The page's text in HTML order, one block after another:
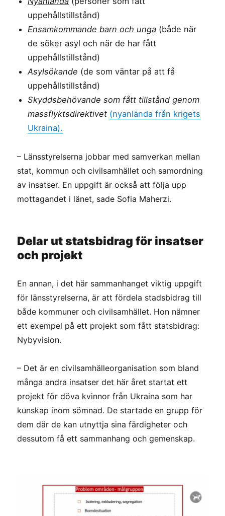
uppehållstillstånd)
Ensamkommande barn och unga (både när
de söker asyl och när de har fått
uppehållstillstånd)
Asylsökande (de som väntar på att få
uppehållstillstånd)
Skyddsbehövande som fått tillstånd genom
massflyktsdirektivet (nyanlända från krigets
Ukraina).
– Länsstyrelserna jobbar med samverkan mellan
stat, kommun och civilsamhället och samordning
av insatser. En uppgift är också att följa upp
mottagandet i länet, sade Sofia Maherzi.
Delar ut statsbidrag för insatser
och projekt
En annan, i det här sammanhanget viktig uppgift
för länsstyrelserna, är att fördela stadsbidrag till
både kommuner och civilsamhället. Hon nämner
ett exempel på ett projekt som fått statsbidrag:
Nybyvision.
– Det är en civilsamhälleorganisation som bland
många andra insatser det här året startat ett
projekt för döva kvinnor från Ukraina som har
kunskap inom sömnad. De startade en grupp för
dem där de kan utnyttja sina färdigheter och
dessutom få ett sammanhang och gemenskap.